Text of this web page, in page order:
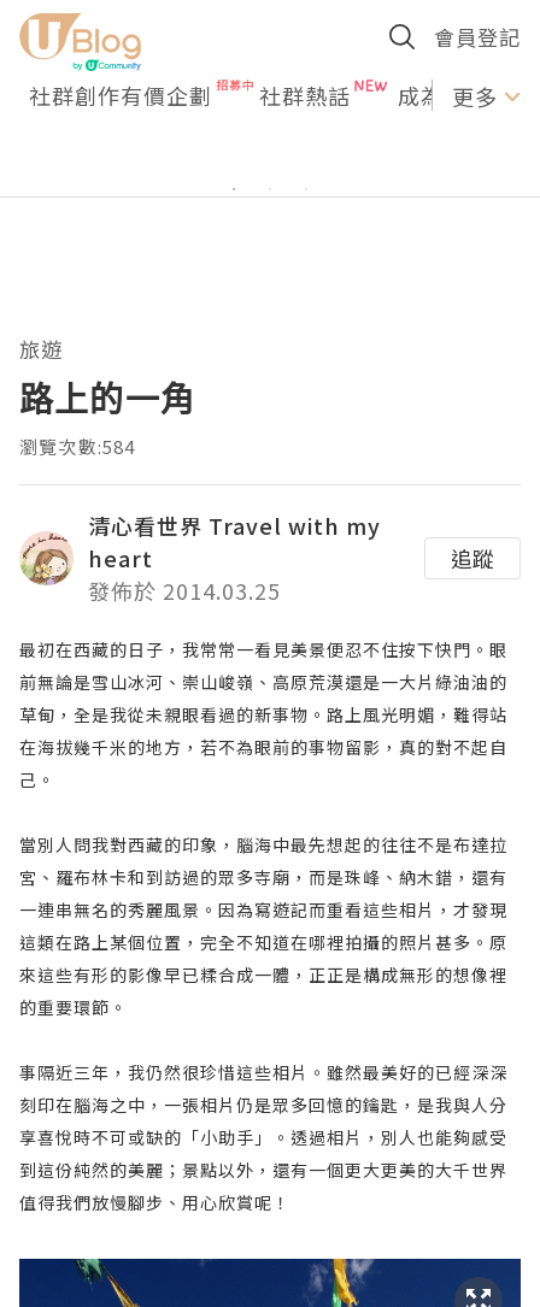
會員登記
社群創作有價企劃 社群熱話 成為U更多
旅遊
路上的一角
瀏覽次數:584
清心看世界 Travel with my
heart
發佈於 2014.03.25
追蹤
最初在西藏的日子，我常常一看見美景便忍不住按下快門。眼
前無論是雪山冰河、崇山峻嶺、高原荒漠還是一大片綠油油的
草甸，全是我從未親眼看過的新事物。路上風光明媚，難得站
在海拔幾千米的地方，若不為眼前的事物留影，真的對不起自
己。
當別人問我對西藏的印象，腦海中最先想起的往往不是布達拉
宮、羅布林卡和到訪過的眾多寺廟，而是珠峰、納木錯，還有
一連串無名的秀麗風景。因為寫遊記而重看這些相片，才發現
這類在路上某個位置，完全不知道在哪裡拍攝的照片甚多。原
來這些有形的影像早已糅合成一體，正正是構成無形的想像裡
的重要環節。
事隔近三年，我仍然很珍惜這些相片。雖然最美好的已經深深
刻印在腦海之中，一張相片仍是眾多回憶的鑰匙，是我與人分
享喜悅時不可或缺的「小助手」。透過相片，別人也能夠感受
到這份純然的美麗；景點以外，還有一個更大更美的大千世界
值得我們放慢腳步、用心欣賞呢！